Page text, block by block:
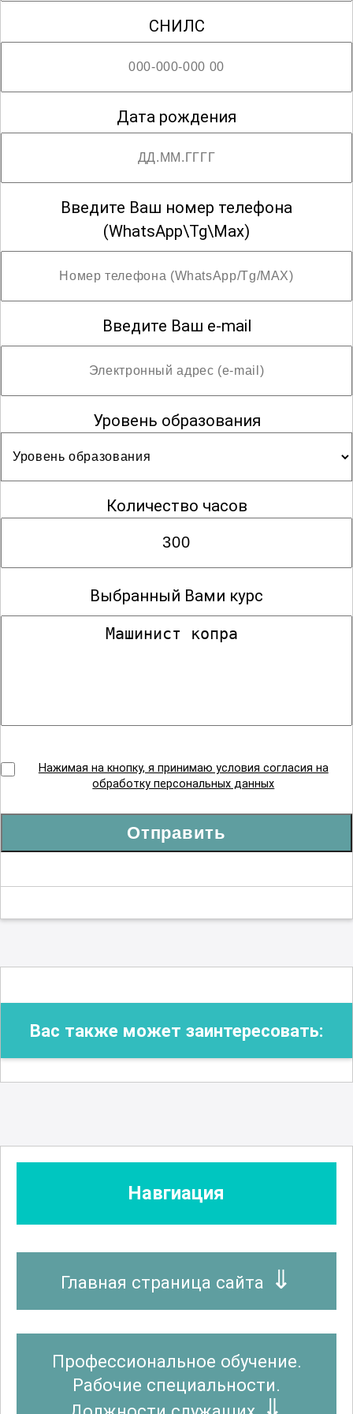
СНИЛС
Дата рождения
Введите Ваш номер телефона
(WhatsApp\Tg\Max)
Введите Ваш e-mail
Уровень образования
Количество часов
Выбранный Вами курс
Нажимая на кнопку, я принимаю условия согласия на
обработку персональных данных
Отправить
Вас также может заинтересовать:
Навгиация
Главная страница сайта
Профессиональное обучение.
Рабочие специальности.